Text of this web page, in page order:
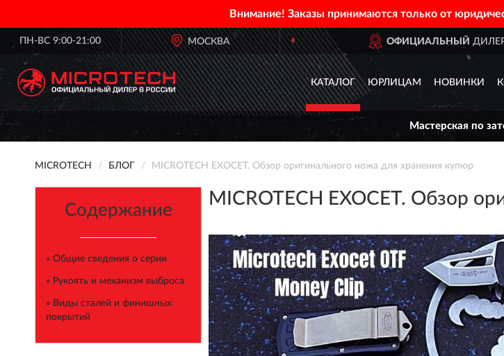
Внимание! Заказы принимаются только от
ПН-ВС 9:00-21:00 МОСКВА
ОФИЦИАЛЬНЫЙ ДИЛЕР MICROTECH ДОСТАВИМПО
КАТАЛОГ ЮРЛИЦАМ НОВИНКИ
Мастерская по
MICROTECH БЛОГ MICROTECH EXOCET. Обзор оригинального ножа для хранения купюр
Содержание
» Общие сведения о серии
» Рукоять и механизм выброса
» Виды сталей и финишных
покрытий
MICROTECH EXOCET. Обзор